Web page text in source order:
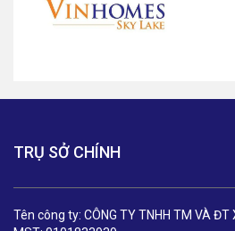
TRỤ SỞ CHÍNH
Tên công ty: CÔNG TY TNHH TM VÀ ĐT